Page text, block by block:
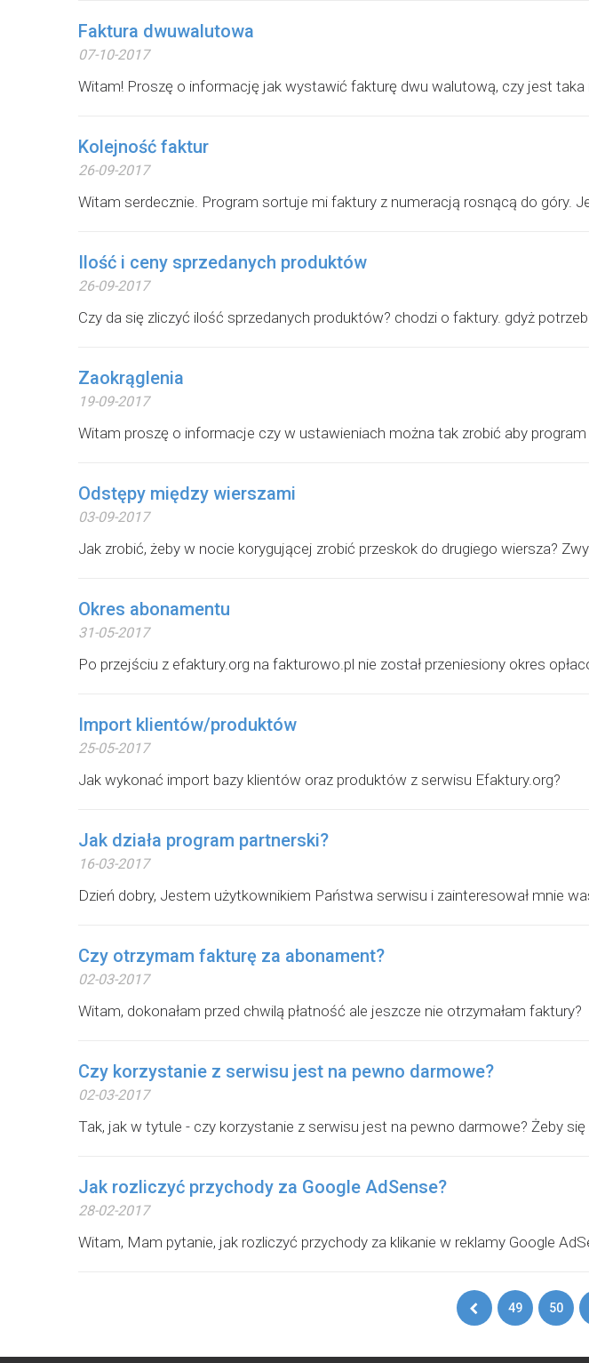
Faktura dwuwalutowa
07-10-2017
Witam! Proszę o informację jak wystawić fakturę dwu walutową, czy jest
Kolejność faktur
26-09-2017
Witam serdecznie. Program sortuje mi faktury z numeracją rosnącą do góry.
Ilość i ceny sprzedanych produktów
26-09-2017
Czy da się zliczyć ilość sprzedanych produktów? chodzi o faktury. gdyż
Zaokrąglenia
19-09-2017
Witam proszę o informacje czy w ustawieniach można tak zrobić aby program
Odstępy między wierszami
03-09-2017
Jak zrobić, żeby w nocie korygującej zrobić przeskok do drugiego wiersza?
Okres abonamentu
31-05-2017
Po przejściu z efaktury.org na fakturowo.pl nie został przeniesiony okres
Import klientów/produktów
25-05-2017
Jak wykonać import bazy klientów oraz produktów z serwisu Efaktury.org?
Jak działa program partnerski?
16-03-2017
Dzień dobry, Jestem użytkownikiem Państwa serwisu i zainteresował mnie
Czy otrzymam fakturę za abonament?
02-03-2017
Witam, dokonałam przed chwilą płatność ale jeszcze nie otrzymałam faktury?
Czy korzystanie z serwisu jest na pewno darmowe?
02-03-2017
Tak, jak w tytule - czy korzystanie z serwisu jest na pewno darmowe? Żeby się
Jak rozliczyć przychody za Google AdSense?
28-02-2017
Witam, Mam pytanie, jak rozliczyć przychody za klikanie w reklamy Google
Pierwsza
49 50